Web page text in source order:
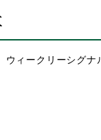
ウィークリーシグナ